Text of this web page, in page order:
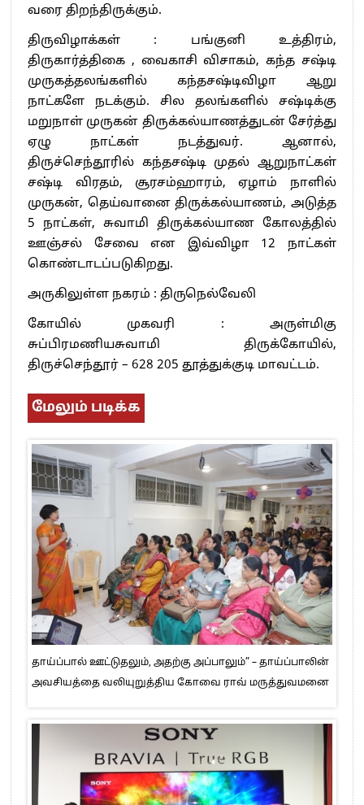
வரை திறந்திருக்கும்.
திருவிழாக்கள் : பங்குனி உத்திரம்,
திருகார்த்திகை , வைகாசி விசாகம், கந்த சஷ்டி
முருகத்தலங்களில் கந்தசஷ்டிவிழா ஆறு
நாட்களே நடக்கும். சில தலங்களில் சஷ்டிக்கு
மறுநாள் முருகன் திருக்கல்யாணத்துடன் சேர்த்து
ஏழு நாட்கள் நடத்துவர். ஆனால்,
திருச்செந்தூரில் கந்தசஷ்டி முதல் ஆறுநாட்கள்
சஷ்டி விரதம், சூரசம்ஹாரம், ஏழாம் நாளில்
முருகன், தெய்வானை திருக்கல்யாணம், அடுத்த
5 நாட்கள், சுவாமி திருக்கல்யாண கோலத்தில்
ஊஞ்சல் சேவை என இவ்விழா 12 நாட்கள்
கொண்டாடப்படுகிறது.
அருகிலுள்ள நகரம் : திருநெல்வேலி
கோயில் முகவரி : அருள்மிகு
சுப்பிரமணியசுவாமி திருக்கோயில்,
திருச்செந்தூர் – 628 205 தூத்துக்குடி மாவட்டம்.
மேலும் படிக்க
தாய்ப்பால் ஊட்டுதலும், அதற்கு அப்பாலும்” – தாய்ப்பாலின்
அவசியத்தை வலியுறுத்திய கோவை ராவ் மருத்துவமனை